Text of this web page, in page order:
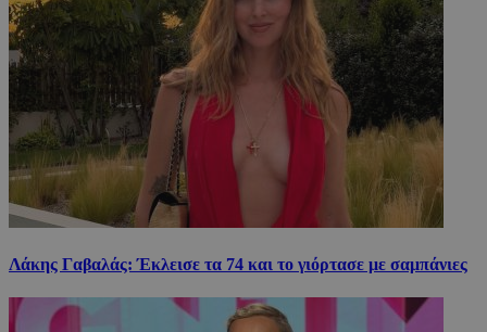
Λάκης Γαβαλάς: Έκλεισε τα 74 και το γιόρτασε με σαμπάνιες